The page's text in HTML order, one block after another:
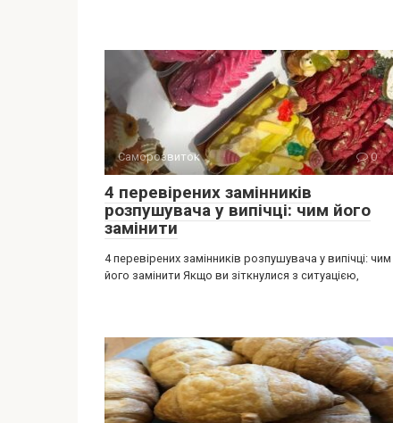
Саморозвиток 0
4 перевірених замінників
розпушувача у випічці: чим його
замінити
4 перевірених замінників розпушувача у випічці: чим
його замінити Якщо ви зіткнулися з ситуацією,